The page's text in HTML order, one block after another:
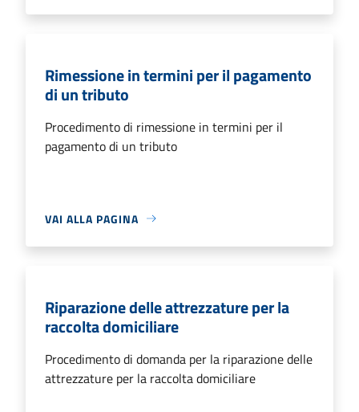
Rimessione in termini per il pagamento
di un tributo
Procedimento di rimessione in termini per il
pagamento di un tributo
VAI ALLA PAGINA
Riparazione delle attrezzature per la
raccolta domiciliare
Procedimento di domanda per la riparazione delle
attrezzature per la raccolta domiciliare